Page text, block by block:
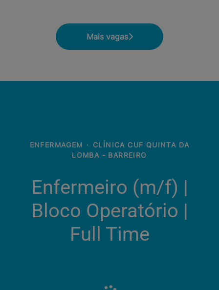
Mais vagas
ENFERMAGEM · CLÍNICA CUF QUINTA DA
LOMBA - BARREIRO
Enfermeiro (m/f) |
Bloco Operatório |
Full Time